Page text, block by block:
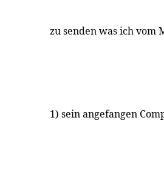
zu senden was ich vom
1) sein angefangen